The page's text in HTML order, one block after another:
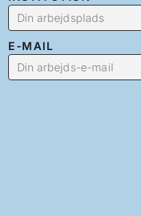
E-MAIL